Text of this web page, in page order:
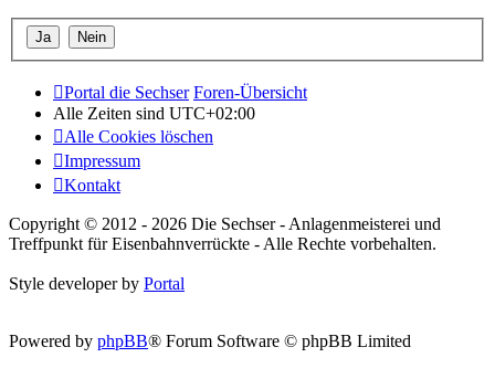
Portal die Sechser Foren-Übersicht
Alle Zeiten sind UTC+02:00
Alle Cookies löschen
Impressum
Kontakt
Copyright © 2012 - 2026 Die Sechser - Anlagenmeisterei und
Treffpunkt für Eisenbahnverrückte - Alle Rechte vorbehalten.
Style developer by Portal
Powered by phpBB® Forum Software © phpBB Limited